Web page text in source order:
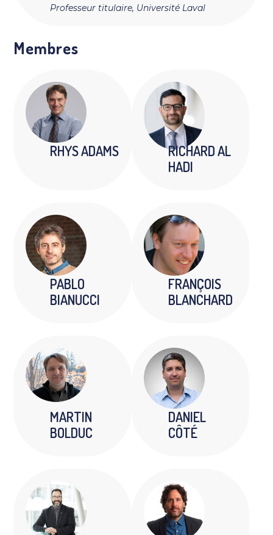
Professeur titulaire, Université Laval
Membres
RHYS ADAMS
RICHARD AL
HADI
PABLO
BIANUCCI
FRANÇOIS
BLANCHARD
MARTIN
BOLDUC
DANIEL
CÔTÉ